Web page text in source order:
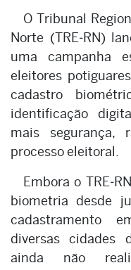
O Tribunal
Norte (TRE‑RN)
uma campanha
eleitores
cadastro
identificação
mais segurança,
processo eleitoral.
Embora o
biometria desde
cadastramento
diversas cidades
ainda não